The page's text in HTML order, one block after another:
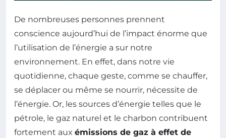
De nombreuses personnes prennent
conscience aujourd’hui de l’impact énorme que
l’utilisation de l’énergie a sur notre
environnement. En effet, dans notre vie
quotidienne, chaque geste, comme se chauffer,
se déplacer ou même se nourrir, nécessite de
l’énergie. Or, les sources d’énergie telles que le
pétrole, le gaz naturel et le charbon contribuent
fortement aux émissions de gaz à effet de